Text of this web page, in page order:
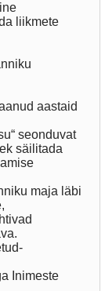
liikmete
aastaid
seonduvat
säilitada
maja läbi
Inimeste